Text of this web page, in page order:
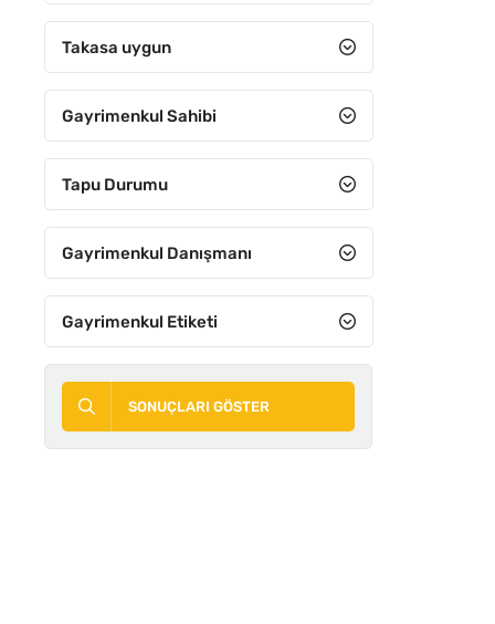
8+4
9+1
9+2
9+4
10+2
10+4
Takasa uygun
Gayrimenkul Sahibi
Tapu Durumu
Gayrimenkul Danışmanı
Gayrimenkul Etiketi
SONUÇLARI GÖSTER